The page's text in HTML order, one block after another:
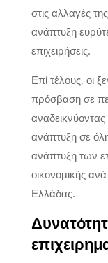
στις αλλαγές
ανάπτυξη
επιχειρήσεις.
Επί τέλους, οι
πρόσβαση σε
αναδεικνύοντας
ανάπτυξη σε
ανάπτυξη των
οικονομικής
Ελλάδας.